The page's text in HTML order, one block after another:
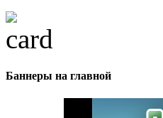
Баннеры на главной